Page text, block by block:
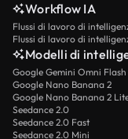
Workflow IA
Flussi di lavoro di
Modelli di
Google Gemini Omni Flash
Google Nano Banana 2
Google Nano Banana 2
Seedance 2.0
Seedance 2.0 Fast
Seedance 2.0 Mini